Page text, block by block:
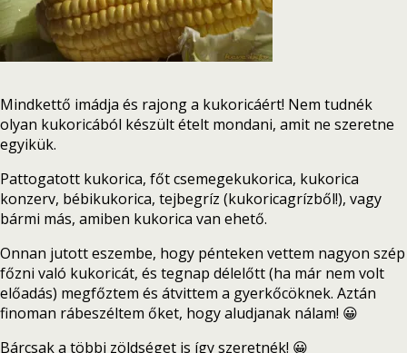
Mindkettő imádja és rajong a kukoricáért! Nem tudnék
olyan kukoricából készült ételt mondani, amit ne szeretne
egyikük.
Pattogatott kukorica, főt csemegekukorica, kukorica
konzerv, bébikukorica, tejbegríz (kukoricagrízből!), vagy
bármi más, amiben kukorica van ehető.
Onnan jutott eszembe, hogy pénteken vettem nagyon szép
főzni való kukoricát, és tegnap délelőtt (ha már nem volt
előadás) megfőztem és átvittem a gyerkőcöknek. Aztán
finoman rábeszéltem őket, hogy aludjanak nálam! 😀
Bárcsak a többi zöldséget is így szeretnék! 😀